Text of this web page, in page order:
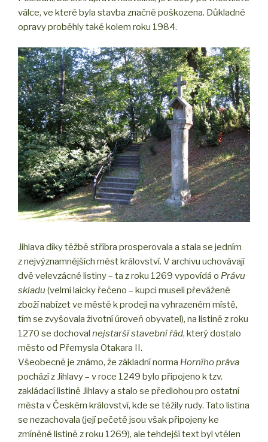
válce, ve které byla stavba značně poškozena. Důkladné
opravy proběhly také kolem roku 1984.
Jihlava díky těžbě stříbra prosperovala a stala se jedním
z nejvýznamnějších měst království. V archivu uchovávají
dvě velevzácné listiny – ta z roku 1269 vypovídá o Právu
skladu (velmi laicky řečeno – kupci museli převážené
zboží nabízet ve městě k prodeji na vyhrazeném místě,
tím se zvyšovala životní úroveň obyvatel), na listině z roku
1270 se dochoval nejstarší stavební řád, který dostalo
město od Přemysla Otakara II.
Všeobecně je známo, že základní norma Horního práva
pochází z Jihlavy – v roce 1249 bylo připojeno k tzv.
zakládací listině Jihlavy a stalo se předlohou pro ostatní
města v Českém království, kde se těžily rudy. Tato listina
se nezachovala (její pečetě jsou však připojeny ke
zmíněné listině z roku 1269), ale tehdejší text byl vtělen